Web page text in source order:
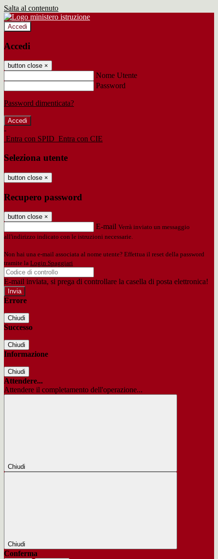
Salta al contenuto
Accedi
Accedi
button close ×
Nome Utente
Password
Password dimenticata?
-
Entra con SPID Entra con CIE
Seleziona utente
button close ×
Recupero password
button close ×
E-mail Verrà inviato un messaggio
all'indirizzo indicato con le istruzioni necessarie.
Non hai una e-mail associata al nome utente? Effettua il reset della password
tramite la Login Spaggiari
E-mail inviata, si prega di controllare la casella di posta elettronica!
Errore
Chiudi
Successo
Chiudi
Informazione
Chiudi
Attendere...
Attendere il completamento dell'operazione...
Chiudi
Chiudi
Conferma